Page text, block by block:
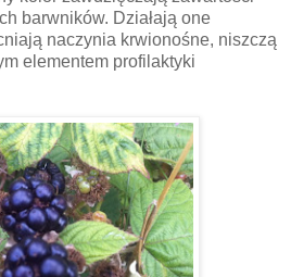
barwników. Działają one
naczynia krwionośne, niszczą
elementem profilaktyki